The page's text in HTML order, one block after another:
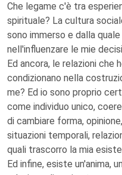
Che legame c'è tra
spirituale? La cultura
sono immerso e dalla
nell'influenzare le mie
Ed ancora, le relazioni che
condizionano nella
me? Ed io sono proprio
come individuo unico,
di cambiare forma,
situazioni temporali,
quali trascorro la mia
Ed infine, esiste un'anima,